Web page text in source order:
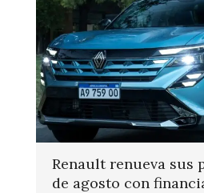
Renault renueva sus
de agosto con